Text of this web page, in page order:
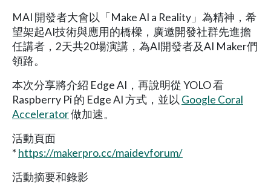
MAI 開發者大會以「Make AI a Reality」為精神，希
望架起AI技術與應用的橋樑，廣邀開發社群先進擔
任講者，2天共20場演講，為AI開發者及AI Maker們
領路。
本次分享將介紹 Edge AI，再說明從 YOLO 看
Raspberry Pi 的 Edge AI 方式，並以 Google Coral
Accelerator做加速。
活動頁面
* https://makerpro.cc/maidevforum/
活動摘要和錄影